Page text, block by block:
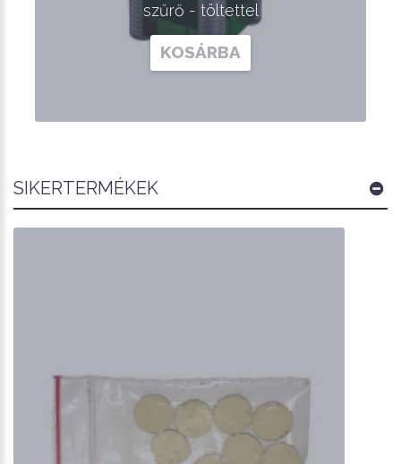
szűrő - töltettel
KOSÁRBA
SIKERTERMÉKEK